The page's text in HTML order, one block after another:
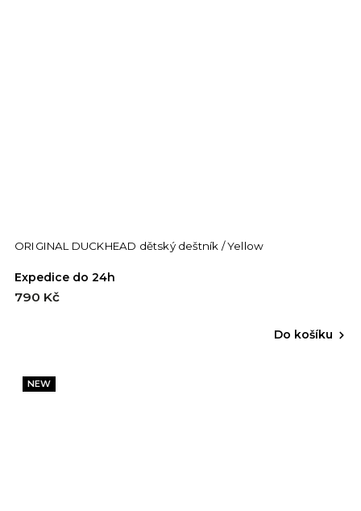
ORIGINAL DUCKHEAD dětský deštník / Yellow
Expedice do 24h
790 Kč
Do košíku
NEW